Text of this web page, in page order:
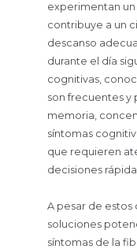
experimentan un
contribuye a un
descanso
durante el día
cognitivas,
son frecuentes y
memoria,
síntomas
que requieren
decisiones
A pesar de estos
soluciones
síntomas de la